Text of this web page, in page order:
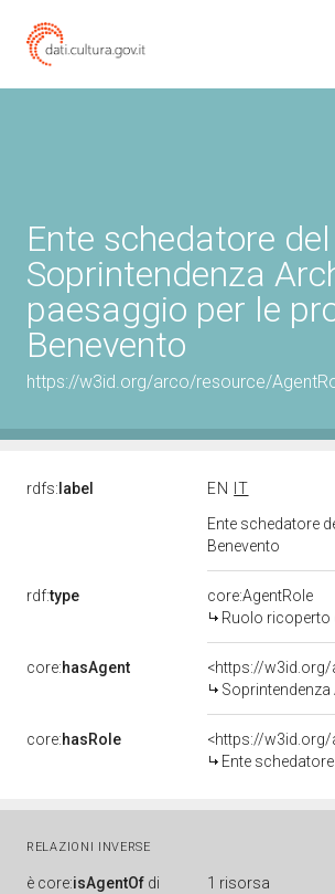
Ente schedatore
Soprintendenza
paesaggio per le
Benevento
https://w3id.org/arco/resource/
rdfs: label EN
IT
Ente schedatore
Benevento
rdf:type
core:AgentRole
Ruolo ricoperto
core:hasAgent
<https://
Soprintendenza
core:hasRole
<https://
Ente schedatore
RELAZIONI INVERSE
è core:isAgentOf di 1 risorsa